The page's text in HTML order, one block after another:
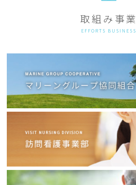
取組み事業
EFFORTS BUSINESS